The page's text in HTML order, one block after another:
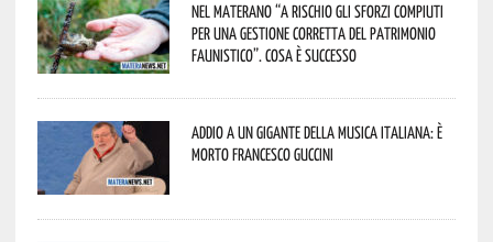
Nel materano “a rischio gli sforzi compiuti
per una gestione corretta del patrimonio
faunistico”. Cosa è successo
Addio a un gigante della musica italiana: è
morto Francesco Guccini